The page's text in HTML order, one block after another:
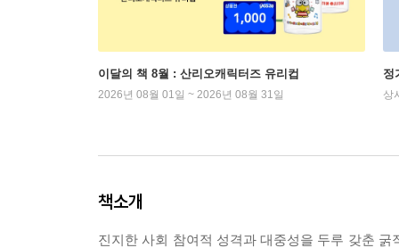
이달의 책 8월 : 산리오캐릭터즈 유리컵
2026년 08월 01일 ~ 2026년 08월 31일
정
상
책소개
진지한 사회 참여적 성격과 대중성을 두루 갖춘